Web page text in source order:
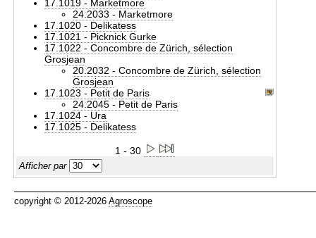
17.1019 - Marketmore
24.2033 - Marketmore
17.1020 - Delikatess
17.1021 - Picknick Gurke
17.1022 - Concombre de Zürich, sélection
Grosjean
20.2032 - Concombre de Zürich, sélection
Grosjean
17.1023 - Petit de Paris
24.2045 - Petit de Paris
17.1024 - Ura
17.1025 - Delikatess
1 - 30
Afficher par
copyright © 2012-2026 Agroscope